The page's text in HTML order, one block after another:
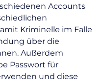
Accounts
Kriminelle im Falle
über die
Außerdem
Passwort für
und diese